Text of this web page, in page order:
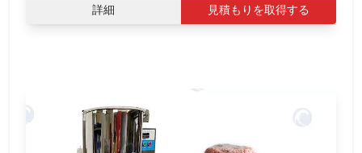
詳細 見積もりを取得する